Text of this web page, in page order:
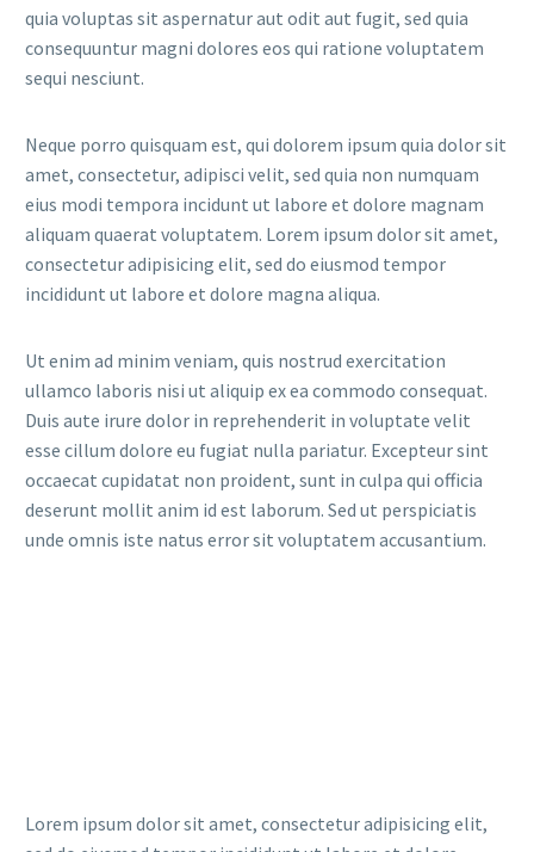
quia voluptas sit aspernatur aut odit aut fugit, sed quia
consequuntur magni dolores eos qui ratione voluptatem
sequi nesciunt.
Neque porro quisquam est, qui dolorem ipsum quia dolor sit
amet, consectetur, adipisci velit, sed quia non numquam
eius modi tempora incidunt ut labore et dolore magnam
aliquam quaerat voluptatem. Lorem ipsum dolor sit amet,
consectetur adipisicing elit, sed do eiusmod tempor
incididunt ut labore et dolore magna aliqua.
Ut enim ad minim veniam, quis nostrud exercitation
ullamco laboris nisi ut aliquip ex ea commodo consequat.
Duis aute irure dolor in reprehenderit in voluptate velit
esse cillum dolore eu fugiat nulla pariatur. Excepteur sint
occaecat cupidatat non proident, sunt in culpa qui officia
deserunt mollit anim id est laborum. Sed ut perspiciatis
unde omnis iste natus error sit voluptatem accusantium.
Lorem ipsum dolor sit amet, consectetur adipisicing elit,